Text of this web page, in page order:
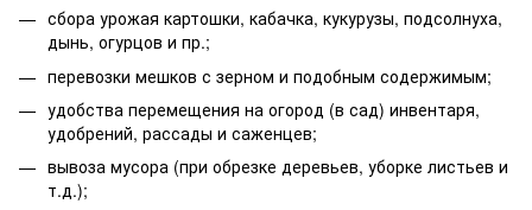
сбора урожая картошки, кабачка, кукурузы, подсолнуха,
дынь, огурцов и пр.;
перевозки мешков с зерном и подобным содержимым;
удобства перемещения на огород (в сад) инвентаря,
удобрений, рассады и саженцев;
вывоза мусора (при обрезке деревьев, уборке листьев и
т.д.);